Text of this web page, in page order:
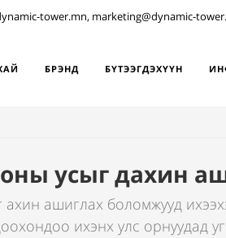
tower.mn, marketing@dynamic-
БРЭНД БҮТЭЭГДЭХҮҮН
усыг дахин
ашиглах боломжууд
ихэнх улс орнуудад